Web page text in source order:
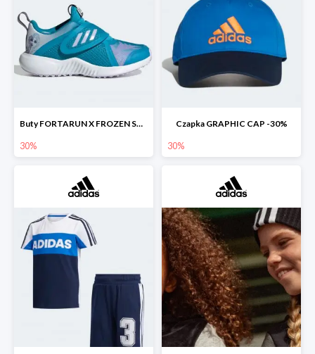
Buty FORTARUN X FROZEN SHOES -30%
30%
Czapka GRAPHIC CAP -30%
30%